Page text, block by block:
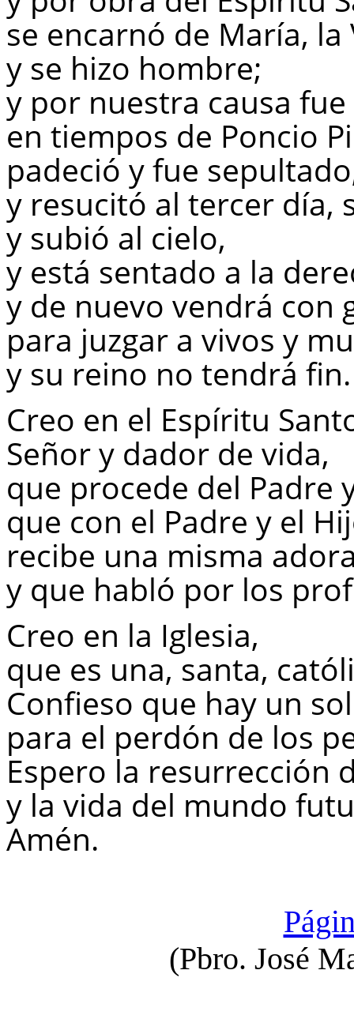
se encarnó de María,
y se hizo hombre;
y por nuestra causa
en tiempos de Poncio
padeció y fue
y resucitó al tercer día,
y subió al cielo,
y está sentado a la
y de nuevo vendrá con
para juzgar a vivos y
y su reino no tendrá fin.
Creo en el Espíritu
Señor y dador de vida,
que procede del Padre
que con el Padre y el
recibe una misma
y que habló por los
Creo en la Iglesia,
que es una, santa,
Confieso que hay un
para el perdón de los
Espero la resurrección
y la vida del mundo
Amén.
(Pbro. José